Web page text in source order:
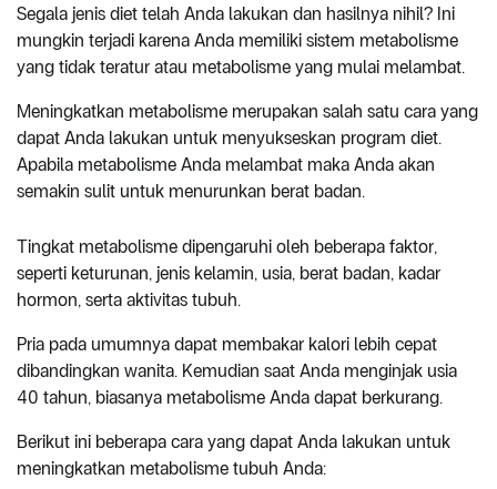
Segala jenis diet telah Anda lakukan dan hasilnya nihil? Ini
mungkin terjadi karena Anda memiliki sistem metabolisme
yang tidak teratur atau metabolisme yang mulai melambat.
Meningkatkan metabolisme merupakan salah satu cara yang
dapat Anda lakukan untuk menyukseskan program diet.
Apabila metabolisme Anda melambat maka Anda akan
semakin sulit untuk menurunkan berat badan.
Tingkat metabolisme dipengaruhi oleh beberapa faktor,
seperti keturunan, jenis kelamin, usia, berat badan, kadar
hormon, serta aktivitas tubuh.
Pria pada umumnya dapat membakar kalori lebih cepat
dibandingkan wanita. Kemudian saat Anda menginjak usia
40 tahun, biasanya metabolisme Anda dapat berkurang.
Berikut ini beberapa cara yang dapat Anda lakukan untuk
meningkatkan metabolisme tubuh Anda: